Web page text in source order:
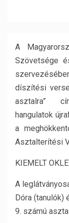
A
Szövetsége
díszítési
asztalra”
hangulatok
a
Asztalterítési
KIEMELT
A
Dóra (tanulók)
9. számú